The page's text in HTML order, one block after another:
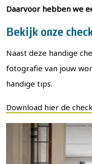
Daarvoor hebben we
Bekijk onze
Naast deze handige
fotografie van jouw
handige tips.
Download hier de